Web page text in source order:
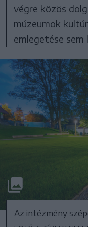
végre közös
múzeumok
emlegetése sem
Az intézmény